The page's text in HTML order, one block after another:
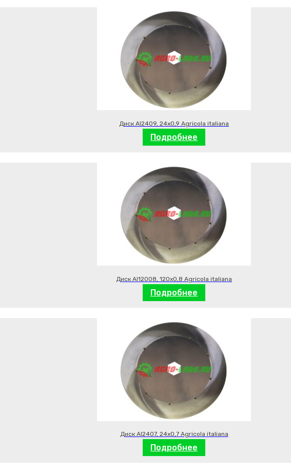
Диск AI2409, 24х0,9 Agricola italiana
Подробнее
Диск AI12008, 120х0,8 Agricola italiana
Подробнее
Диск AI2407, 24х0,7 Agricola italiana
Подробнее